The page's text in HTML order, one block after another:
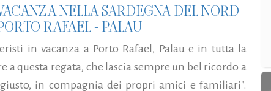
NELLA SARDEGNA DEL NORD
RAFAEL - PALAU
in vacanza a Porto Rafael, Palau e in tutta la
a questa regata, che lascia sempre un bel ricordo a
in compagnia dei propri amici e familiari".